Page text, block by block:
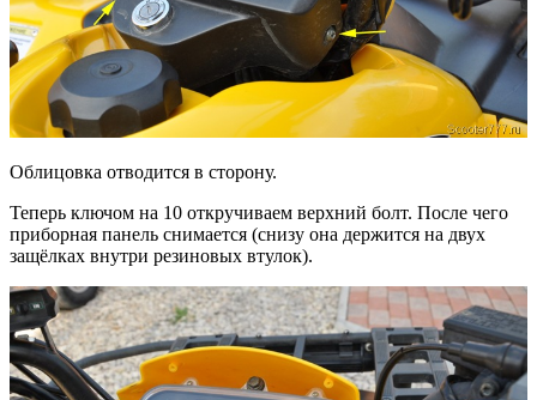
Облицовка отводится в сторону.
Теперь ключом на 10 откручиваем верхний болт. После чего
приборная панель снимается (снизу она держится на двух
защёлках внутри резиновых втулок).